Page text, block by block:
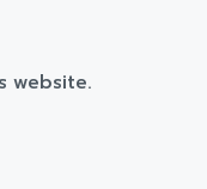
website.